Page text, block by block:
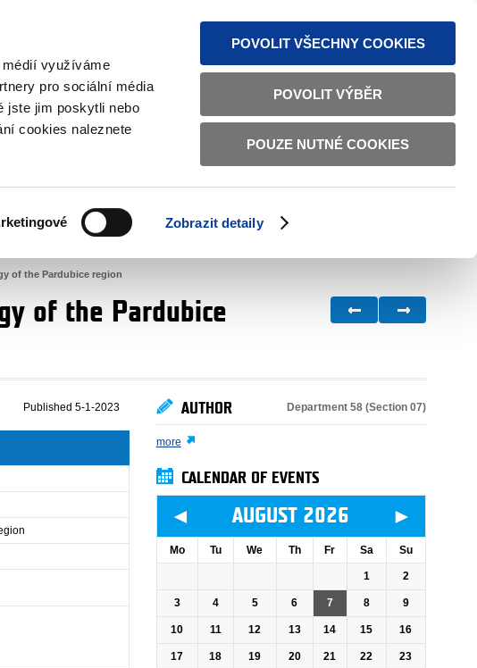
využíváme
pro sociální média
jste jim poskytli nebo
cookies naleznete
Zobrazit detaily
POVOLIT VŠECHNY COOKIES
POVOLIT VÝBĚR
POUZE NUTNÉ COOKIES
TEXT VERSION ČESKY ENGLISH
HOME AFFAIRS BILATERAL RELATIONS
of the Pardubice region
of the Pardubice
Published 5-1-2023 AUTHOR Department 58 (Section 07)
more
CALENDAR OF EVENTS
◄ AUGUST 2026 ►
Mo Tu We Th Fr Sa Su
1 2
3 4 5 6 7 8 9
10 11 12 13 14 15 16
17 18 19 20 21 22 23